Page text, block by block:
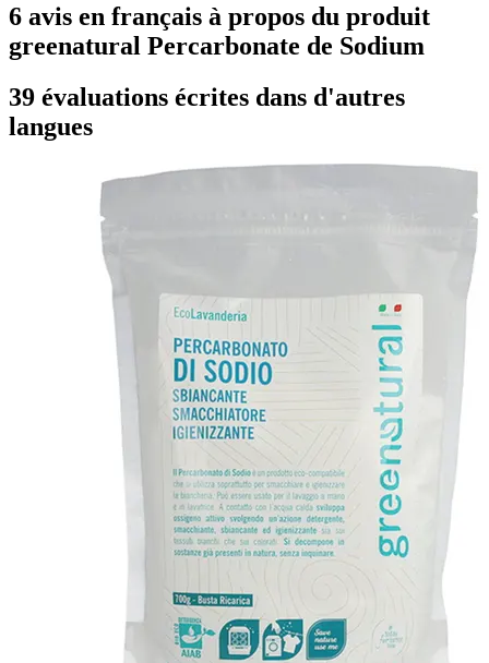
6 avis en français à propos du produit
greenatural Percarbonate de Sodium
39 évaluations écrites dans d'autres
langues